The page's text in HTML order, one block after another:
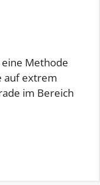
eine Methode
auf extrem
im Bereich